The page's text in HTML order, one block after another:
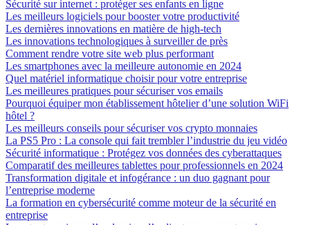
Sécurité sur internet : protéger ses enfants en ligne
Les meilleurs logiciels pour booster votre productivité
Les dernières innovations en matière de high-tech
Les innovations technologiques à surveiller de près
Comment rendre votre site web plus performant
Les smartphones avec la meilleure autonomie en 2024
Quel matériel informatique choisir pour votre entreprise
Les meilleures pratiques pour sécuriser vos emails
Pourquoi équiper mon établissement hôtelier d’une solution WiFi
hôtel ?
Les meilleurs conseils pour sécuriser vos crypto monnaies
La PS5 Pro : La console qui fait trembler l’industrie du jeu vidéo
Sécurité informatique : Protégez vos données des cyberattaques
Comparatif des meilleures tablettes pour professionnels en 2024
Transformation digitale et infogérance : un duo gagnant pour
l’entreprise moderne
La formation en cybersécurité comme moteur de la sécurité en
entreprise